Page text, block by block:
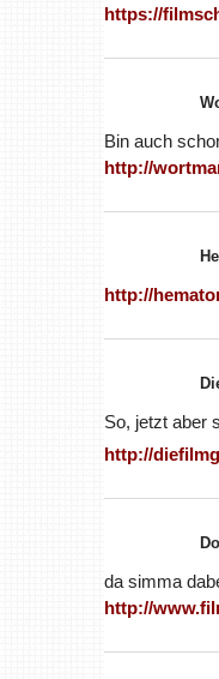
https://
Bin auch
http://
http://
So, jetzt aber
http://
da simma
http://